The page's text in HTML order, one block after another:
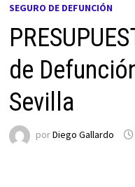
SEGURO DE DEFUNCIÓN
de
Sevilla
porDiego Gallardo